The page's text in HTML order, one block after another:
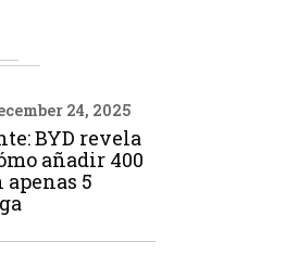
24, 2025
BYD revela
añadir 400
5